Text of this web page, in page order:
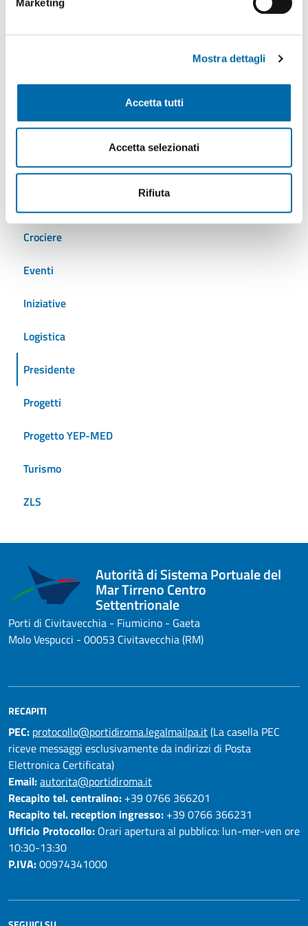
Mostra dettagli
Accetta tutti
Accetta selezionati
Rifiuta
Autostrade del mare
Crociere
Eventi
Iniziative
Logistica
Presidente
Progetti
Progetto YEP-MED
Turismo
ZLS
Autorità di Sistema Portuale del
Mar Tirreno Centro
Settentrionale
Porti di Civitavecchia - Fiumicino - Gaeta
Molo Vespucci - 00053 Civitavecchia (RM)
RECAPITI
PEC: protocollo@portidiroma.legalmailpa.it(La casella PEC
riceve messaggi esclusivamente da indirizzi di Posta
Elettronica Certificata)
Email:autorita@portidiroma.it
Recapito tel. centralino: +39 0766 366201
Recapito tel. reception ingresso: +39 0766 366231
Ufficio Protocollo: Orari apertura al pubblico: lun-mer-ven ore
10:30-13:30
P.IVA:00974341000